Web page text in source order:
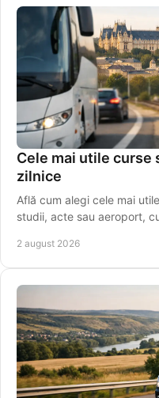
Cele mai utile curse
zilnice
Află cum alegi cele mai
studii, acte sau aeroport,
2 august 2026